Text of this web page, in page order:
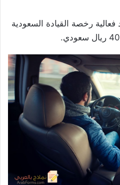
فعالية رخصة القيادة السعودية